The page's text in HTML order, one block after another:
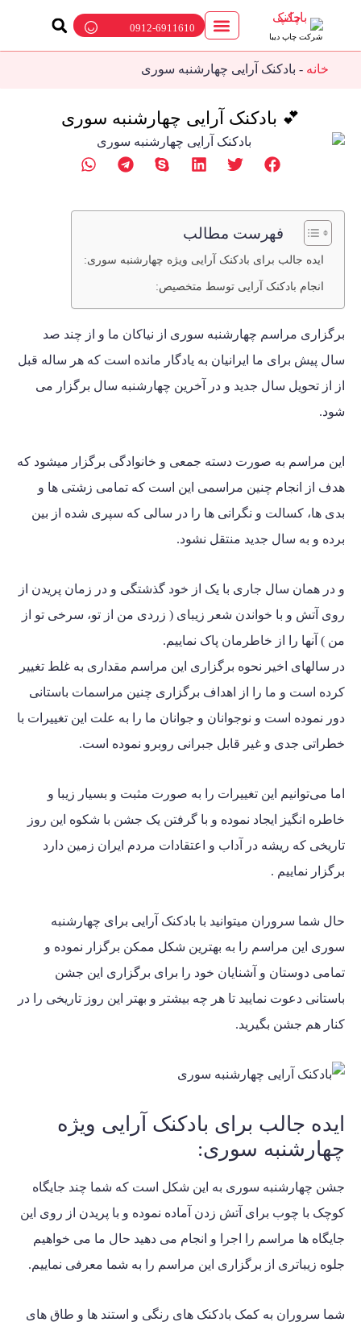
شرکت چاپ دیبا
0912-6911610
خانه - بادکنک آرایی چهارشنبه سوری
💕 بادکنک آرایی چهارشنبه سوری
فهرست مطالب
ایده جالب برای بادکنک آرایی ویژه چهارشنبه سوری:
انجام بادکنک آرایی توسط متخصیص:
برگزاری مراسم چهارشنبه سوری از نیاکان ما و از چند صد
سال پیش برای ما ایرانیان به یادگار مانده است که هر ساله قبل
از از تحویل سال جدید و در آخرین چهارشنبه سال برگزار می
شود.
این مراسم به صورت دسته جمعی و خانوادگی برگزار میشود که
هدف از انجام چنین مراسمی این است که تمامی زشتی ها و
بدی ها، کسالت و نگرانی ها را در سالی که سپری شده از بین
برده و به سال جدید منتقل نشود.
و در همان سال جاری با یک از خود گذشتگی و در زمان پریدن از
روی آتش و با خواندن شعر زیبای ( زردی من از تو، سرخی تو از
من ) آنها را از خاطرمان پاک نماییم.
در سالهای اخیر نحوه برگزاری این مراسم مقداری به غلط تغییر
کرده است و ما را از اهداف برگزاری چنین مراسمات باستانی
دور نموده است و نوجوانان و جوانان ما را به علت این تغییرات با
خطراتی جدی و غیر قابل جبرانی روبرو نموده است.
اما می‌توانیم این تغییرات را به صورت مثبت و بسیار زیبا و
خاطره انگیز ایجاد نموده و با گرفتن یک جشن با شکوه این روز
تاریخی که ریشه در آداب و اعتقادات مردم ایران زمین دارد
برگزار نماییم .
حال شما سروران میتوانید با بادکنک آرایی برای چهارشنبه
سوری این مراسم را به بهترین شکل ممکن برگزار نموده و
تمامی دوستان و آشنایان خود را برای برگزاری این جشن
باستانی دعوت نمایید تا هر چه بیشتر و بهتر این روز تاریخی را در
کنار هم جشن بگیرید.
ایده جالب برای بادکنک آرایی ویژه
چهارشنبه سوری:
جشن چهارشنبه سوری به این شکل است که شما چند جایگاه
کوچک با چوب برای آتش زدن آماده نموده و با پریدن از روی این
جایگاه ها مراسم را اجرا و انجام می دهید حال ما می خواهیم
جلوه زیباتری از برگزاری این مراسم را به شما معرفی نماییم.
شما سروران به کمک بادکنک های رنگی و استند ها و طاق های